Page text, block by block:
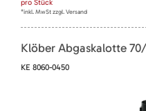
pro Stück
*inkl. MwSt zzgl. Versand
Klöber Abgaskalotte 70/
KE 8060-0450